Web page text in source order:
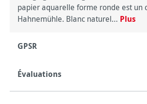
papier aquarelle forme ronde est un
Hahnemühle. Blanc naturel… Plus
GPSR
Évaluations